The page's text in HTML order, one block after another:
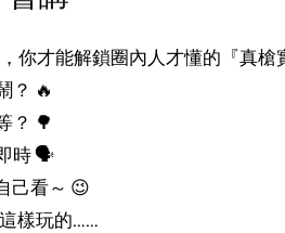
你才能解鎖圈內人才懂的『真槍
？ 🔥
？ 🌳
時 🗣️
己看～ 😉
樣玩的……